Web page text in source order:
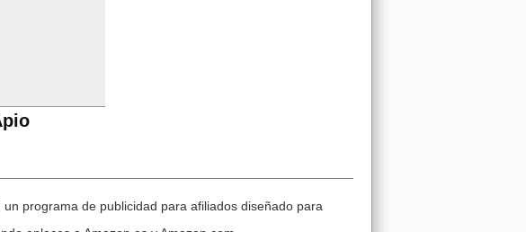
programa de publicidad para afiliados diseñado para